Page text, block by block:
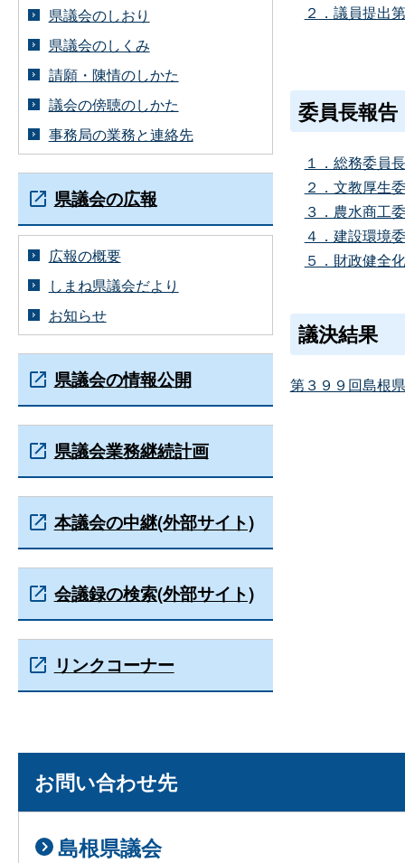
２．議員提出
委員長報告
１．総務委員
２．文教厚生
３．農水商工
４．建設環境
５．財政健全
議決結果
第３９９回島根
県議会のしおり
県議会のしくみ
請願・陳情のしかた
議会の傍聴のしかた
事務局の業務と連絡先
県議会の広報
広報の概要
しまね県議会だより
お知らせ
県議会の情報公開
県議会業務継続計画
本議会の中継(外部サイト)
会議録の検索(外部サイト)
リンクコーナー
お問い合わせ先
島根県議会